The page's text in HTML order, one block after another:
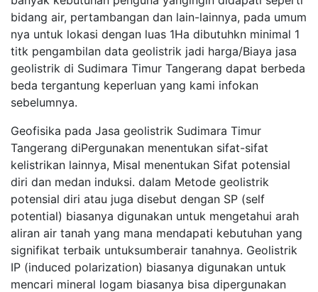
bidang air, pertambangan dan lain-lainnya, pada umum
nya untuk lokasi dengan luas 1Ha dibutuhkn minimal 1
titk pengambilan data geolistrik jadi harga/Biaya jasa
geolistrik di Sudimara Timur Tangerang dapat berbeda
beda tergantung keperluan yang kami infokan
sebelumnya.
Geofisika pada Jasa geolistrik Sudimara Timur
Tangerang diPergunakan menentukan sifat-sifat
kelistrikan lainnya, Misal menentukan Sifat potensial
diri dan medan induksi. dalam Metode geolistrik
potensial diri atau juga disebut dengan SP (self
potential) biasanya digunakan untuk mengetahui arah
aliran air tanah yang mana mendapati kebutuhan yang
signifikat terbaik untuksumberair tanahnya. Geolistrik
IP (induced polarization) biasanya digunakan untuk
mencari mineral logam biasanya bisa dipergunakan